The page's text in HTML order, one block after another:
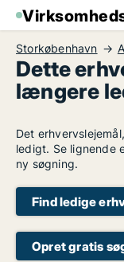
Storkøbenhavn
Dette
længere
Det
ledigt. Se lignende
ny søgning.
Find ledige
Opret gratis